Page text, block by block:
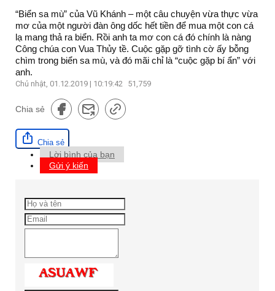
“Biển sa mù” của Vũ Khánh – một câu chuyện vừa thực vừa
mơ của một người đàn ông dốc hết tiền để mua một con cá
lạ mang thả ra biển. Rồi anh ta mơ con cá đó chính là nàng
Công chúa con Vua Thủy tề. Cuộc gặp gỡ tình cờ ấy bỗng
chìm trong biển sa mù, và đó mãi chỉ là “cuộc gặp bí ẩn” với
anh.
Chủ nhật, 01.12.2019 | 10:19:42 51,759
Chia sẻ
Chia sẻ
Lời bình của bạn
Gửi ý kiến